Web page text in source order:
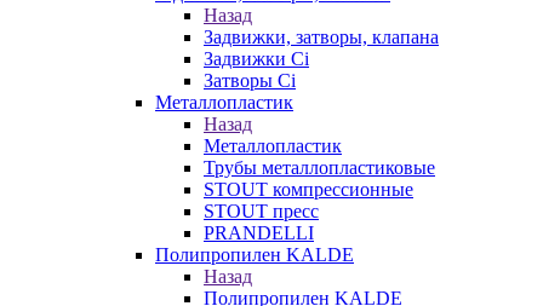
Назад
Задвижки, затворы, клапана
Задвижки Ci
Затворы Ci
Металлопластик
Назад
Металлопластик
Трубы металлопластиковые
STOUT компрессионные
STOUT пресс
PRANDELLI
Полипропилен KALDE
Назад
Полипропилен KALDE